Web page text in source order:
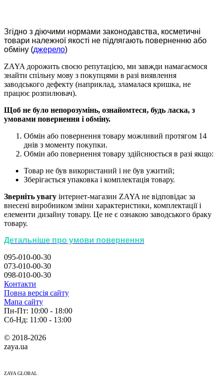
Згідно з діючими нормами законодавства, косметичні
товари належної якості не підлягають поверненню або
обміну (джерело)
ZAYA дорожить своєю репутацією, ми завжди намагаємося
знайти спільну мову з покупцями в разі виявлення
заводського дефекту (наприклад, зламалася кришка, не
працює розпилювач).
Щоб не було непорозумінь, ознайомтеся, будь ласка, з
умовами повернення і обміну.
Обмін або повернення товару можливий протягом 14
днів з моменту покупки.
Обмiн або повернення товару здійснюється в разі якщо:
Товар не був використаний і не був ужитий;
Зберiгається упаковка і комплектація товару.
Зверніть увагу інтернет-магазин ZAYA не відповідає за
внесені виробником зміни характеристики, комплектації і
елементи дизайну товару. Це не є ознакою заводського браку
товару.
Детальніше про умови повернення
095-010-00-30
073-010-00-30
098-010-00-30
Контакти
Повна версія сайту
Мапа сайту
Пн-Пт: 10:00 - 18:00
Сб-Нд: 11:00 - 13:00
© 2018-2026
zaya.ua
ZAYA GLOBAL